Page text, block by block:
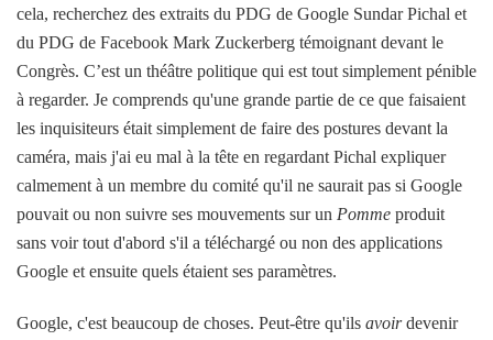
cela, recherchez des extraits du PDG de Google Sundar Pichal et
du PDG de Facebook Mark Zuckerberg témoignant devant le
Congrès. C’est un théâtre politique qui est tout simplement pénible
à regarder. Je comprends qu'une grande partie de ce que faisaient
les inquisiteurs était simplement de faire des postures devant la
caméra, mais j'ai eu mal à la tête en regardant Pichal expliquer
calmement à un membre du comité qu'il ne saurait pas si Google
pouvait ou non suivre ses mouvements sur un Pomme produit
sans voir tout d'abord s'il a téléchargé ou non des applications
Google et ensuite quels étaient ses paramètres.
Google, c'est beaucoup de choses. Peut-être qu'ils avoirdevenir